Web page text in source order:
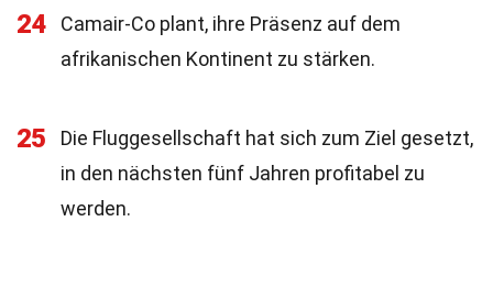
24
Camair-Co plant, ihre Präsenz auf dem
afrikanischen Kontinent zu stärken.
25
Die Fluggesellschaft hat sich zum Ziel gesetzt,
in den nächsten fünf Jahren profitabel zu
werden.